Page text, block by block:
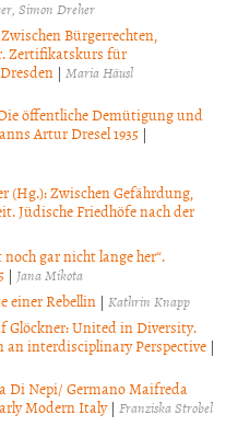
Simon Dreher
Bürgerrechten,
Zertifikatskurs für
| Maria Häusl
öffentliche Demütigung und
Artur Dresel 1935 |
(Hg.): Zwischen Gefährdung,
Jüdische Friedhöfe nach der
gar nicht lange her“.
| Jana Mikota
einer Rebellin |Kathrin Knapp
Glöckner: United in Diversity.
an interdisciplinary Perspective |
Di Nepi/ Germano Maifreda
Modern Italy| Franziska Strobel